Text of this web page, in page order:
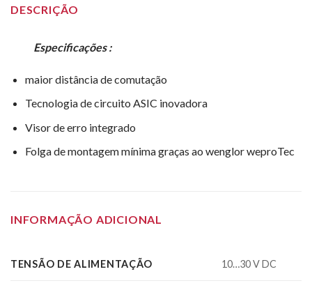
DESCRIÇÃO
Especificações :
maior distância de comutação
Tecnologia de circuito ASIC inovadora
Visor de erro integrado
Folga de montagem mínima graças ao wenglor weproTec
INFORMAÇÃO ADICIONAL
TENSÃO DE ALIMENTAÇÃO 10…30 V DC